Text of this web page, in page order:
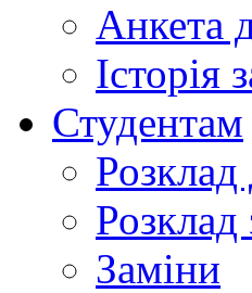
Анкета
Історія
Студентам
Розклад
Розклад
Заміни